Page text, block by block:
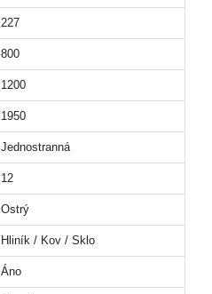
227
800
1200
1950
Jednostranná
12
Ostrý
Hliník / Kov / Sklo
Áno